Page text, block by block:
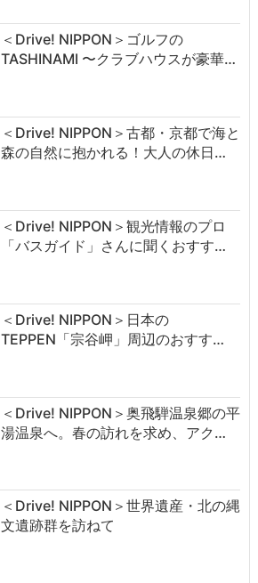
＜Drive! NIPPON＞ゴルフの
TASHINAMI 〜クラブハウスが豪華…
＜Drive! NIPPON＞古都・京都で海と
森の自然に抱かれる！大人の休日…
＜Drive! NIPPON＞観光情報のプロ
「バスガイド」さんに聞くおすす…
＜Drive! NIPPON＞日本の
TEPPEN「宗谷岬」周辺のおすす…
＜Drive! NIPPON＞奥飛騨温泉郷の平
湯温泉へ。春の訪れを求め、アク…
＜Drive! NIPPON＞世界遺産・北の縄
文遺跡群を訪ねて